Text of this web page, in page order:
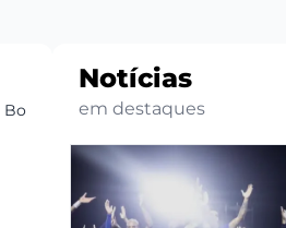
Notícias
em destaques